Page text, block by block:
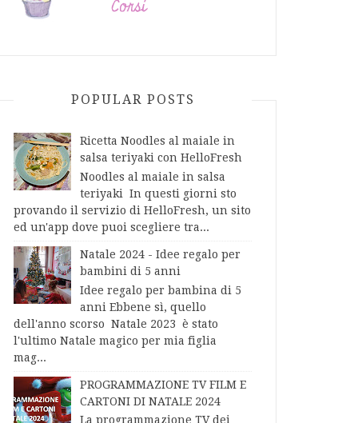
POPULAR POSTS
Ricetta Noodles al maiale in
salsa teriyaki con HelloFresh
Noodles al maiale in salsa
teriyaki In questi giorni sto
provando il servizio di HelloFresh, un sito
ed un'app dove puoi scegliere tra...
Natale 2024 - Idee regalo per
bambini di 5 anni
Idee regalo per bambina di 5
anni Ebbene sì, quello
dell'anno scorso Natale 2023 è stato
l'ultimo Natale magico per mia figlia
mag...
PROGRAMMAZIONE TV FILM E
CARTONI DI NATALE 2024
La programmazione TV dei